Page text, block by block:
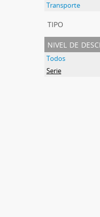
Transporte
tipo
nivel de
Todos
Serie